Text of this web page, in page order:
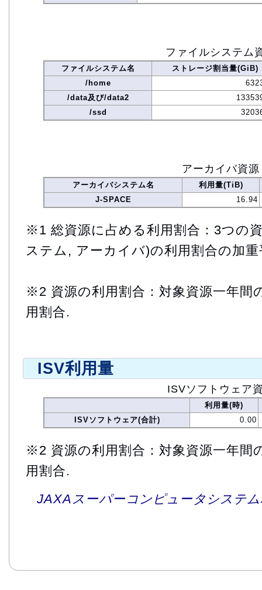
ファイルシステム
ファイルシステム名
ストレージ割当量(GiB)
/home
/data及び/data2
/ssd
アーカイバ資源
アーカイバシステム名
利用量(TiB)
J-SPACE
16.94
※1 総資源に占める利用割合：3つの
ステム, アーカイバ)の利用割合の加重
※2 資源の利用割合：対象資源一年間
用割合.
ISV利用量
ISVソフトウェア
利用量(時)
ISVソフトウェア(合計)
0.00
※2 資源の利用割合：対象資源一年間
用割合.
JAXAスーパーコンピュータシステ